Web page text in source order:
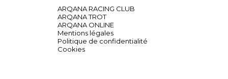
ARQANA RACING CLUB
ARQANA TROT
ARQANA ONLINE
Mentions légales
Politique de confidentialité
Cookies